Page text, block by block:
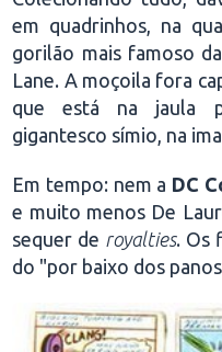
em quadrinhos, na
gorilão mais famoso
Lane. A moçoila fora
que está na jaula
gigantesco símio, na
Em tempo: nem a DC
e muito menos De
sequer de royalties. Os
do "por baixo dos